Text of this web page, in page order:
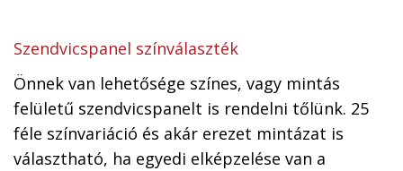
Szendvicspanel színválaszték
Önnek van lehetősége színes, vagy mintás
felületű szendvicspanelt is rendelni tőlünk. 25
féle színvariáció és akár erezet mintázat is
választható, ha egyedi elképzelése van a